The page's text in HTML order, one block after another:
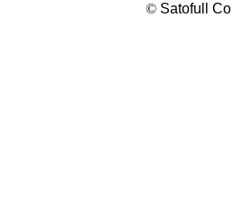
© Satofull